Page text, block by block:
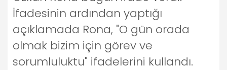
İfadesinin ardından yaptığı
açıklamada Rona, "O gün orada
olmak bizim için görev ve
sorumluluktu" ifadelerini kullandı.